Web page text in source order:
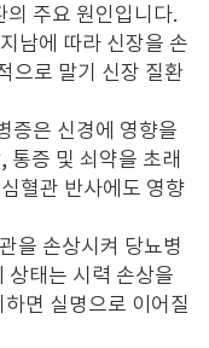
의 주요 원인입니다.
남에 따라 신장을 손
으로 말기 신장 질환
증은 신경에 영향을
통증 및 쇠약을 초래
혈관 반사에도 영향
을 손상시켜 당뇨병
상태는 시력 손상을
면 실명으로 이어질